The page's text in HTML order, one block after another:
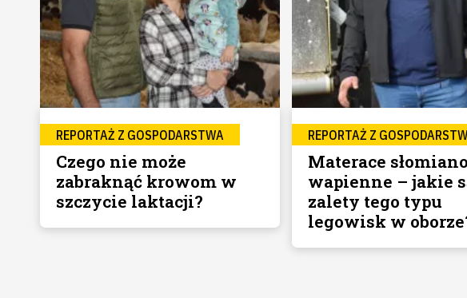
REPORTAŻ Z GOSPODARSTWA
Czego nie może
zabraknąć krowom w
szczycie laktacji?
REPORTAŻ Z
Materace
wapienne – jakie
zalety tego typu
legowisk w